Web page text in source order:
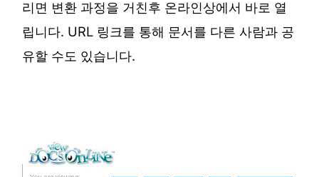
리면 변환 과정을 거친후 온라인상에서 바로 열
립니다. URL 링크를 통해 문서를 다른 사람과 공
유할 수도 있습니다.